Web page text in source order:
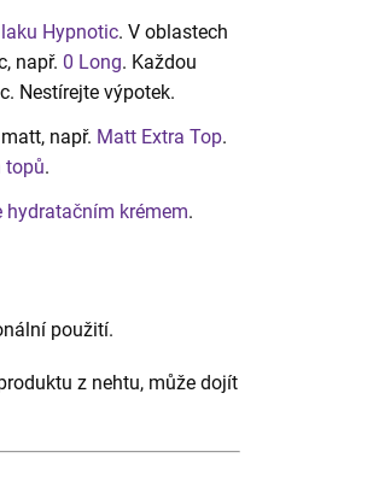
Hypnotic. V oblastech
např. 0 Long. Každou
Nestírejte výpotek.
např. Matt Extra Top.
topů.
hydratačním krémem.
použití.
z nehtu, může dojít